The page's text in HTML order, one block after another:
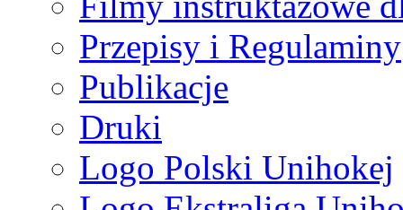
Przepisy i Regulaminy
Publikacje
Druki
Logo Polski Unihokej